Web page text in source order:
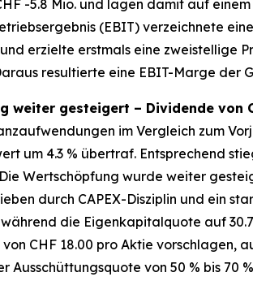
-5.8 Mio. und lagen damit auf
(EBIT) verzeichnete
erzielte erstmals eine zweistellige
resultierte eine EBIT-Marge der
weiter gesteigert – Dividende von
im Vergleich zum
um 4.3 % übertraf. Entsprechend
Die Wertschöpfung wurde weiter
durch CAPEX-Disziplin und ein
während die Eigenkapitalquote auf
CHF 18.00 pro Aktie vorschlagen,
Ausschüttungsquote von 50 % bis 70